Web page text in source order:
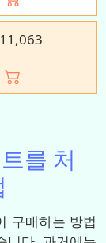
를 처
구매하는 방법